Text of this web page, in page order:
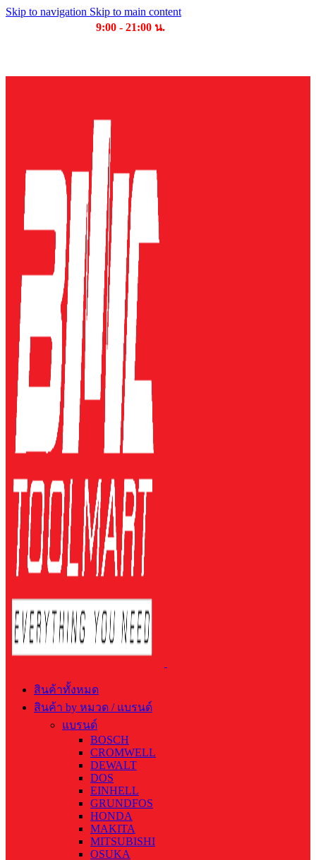
Skip to navigation Skip to main content
9:00 - 21:00 น.
สินค้าทั้งหมด
สินค้า by หมวด / แบรนด์
แบรนด์
BOSCH
CROMWELL
DEWALT
DOS
EINHELL
GRUNDFOS
HONDA
MAKITA
MITSUBISHI
OSUKA